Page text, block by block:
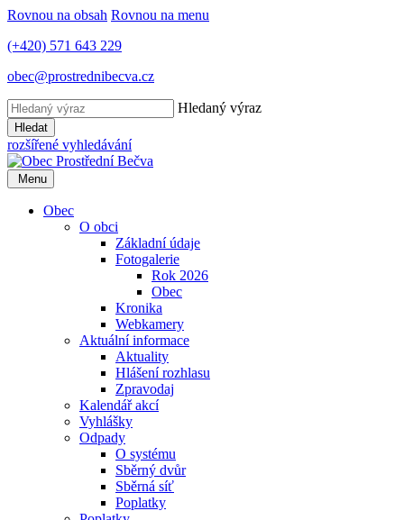
Rovnou na obsah Rovnou na menu
(+420) 571 643 229
obec@prostrednibecva.cz
Hledaný výraz
Hledat
rozšířené vyhledávání
Menu
Obec
O obci
Základní údaje
Fotogalerie
Rok 2026
Obec
Kronika
Webkamery
Aktuální informace
Aktuality
Hlášení rozhlasu
Zpravodaj
Kalendář akcí
Vyhlášky
Odpady
O systému
Sběrný dvůr
Sběrná síť
Poplatky